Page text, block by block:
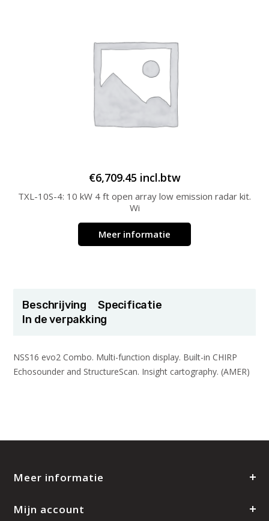
€6,709.45 incl.btw
TXL-10S-4: 10 kW 4 ft open array low emission radar kit.
Wi
Meer informatie
Beschrijving
Specificatie
In de verpakking
NSS16 evo2 Combo. Multi-function display. Built-in CHIRP
Echosounder and StructureScan. Insight cartography. (AMER)
Meer informatie
Mijn account